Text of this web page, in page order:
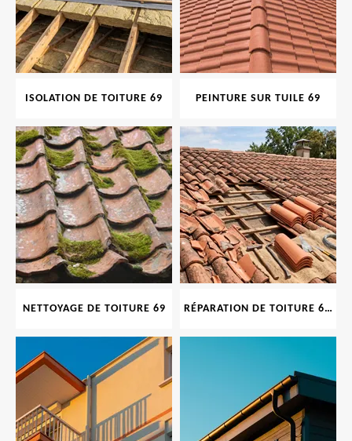
ISOLATION DE TOITURE 69 PEINTURE SUR TUILE 69
NETTOYAGE DE TOITURE 69 RÉPARATION DE TOITURE 69 RHONE, TUILES CASSÉES OU ABIMÉES